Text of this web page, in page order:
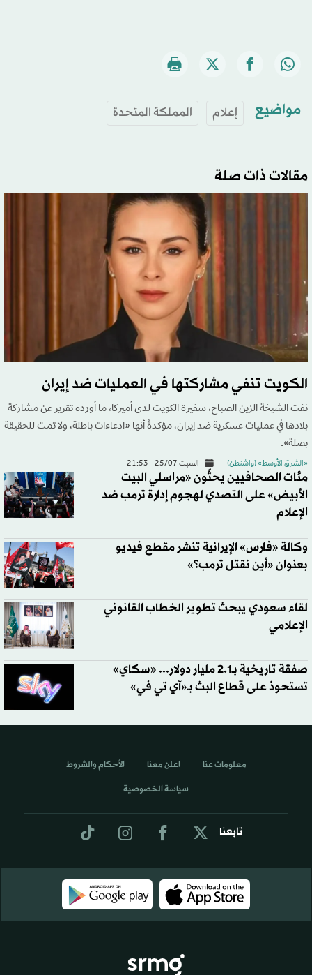
مواضيع إعلام المملكة المتحدة
مقالات ذات صلة
الكويت تنفي مشاركتها في العمليات ضد إيران
نفت الشيخة الزين الصباح، سفيرة الكويت لدى أميركا، ما أورده تقرير عن مشاركة
بلادها في عمليات عسكرية ضد إيران، مؤكدةً أنها «ادعاءات باطلة، ولا تمت للحقيقة
بصلة».
«الشرق الأوسط» (واشنطن) السبت 25/07 - 21:53
مئات الصحافيين يحثّون «مراسلي البيت
الأبيض» على التصدي لهجوم إدارة ترمب ضد
الإعلام
وكالة «فارس» الإيرانية تنشر مقطع فيديو
بعنوان «أين نقتل ترمب؟»
لقاء سعودي يبحث تطوير الخطاب القانوني
الإعلامي
صفقة تاريخية بـ2.1 مليار دولار... «سكاي»
تستحوذ على قطاع البث بـ«آي تي في»
تابعنا
معلومات عنا اعلن معنا الأحكام والشروط
سياسة الخصوصية